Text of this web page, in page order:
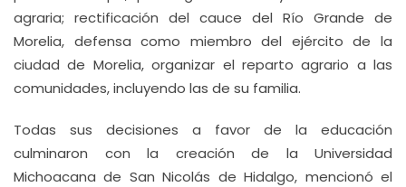
agraria; rectificación del cauce del Río Grande de
Morelia, defensa como miembro del ejército de la
ciudad de Morelia, organizar el reparto agrario a las
comunidades, incluyendo las de su familia.
Todas sus decisiones a favor de la educación
culminaron con la creación de la Universidad
Michoacana de San Nicolás de Hidalgo, mencionó el